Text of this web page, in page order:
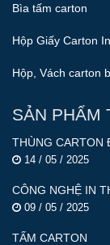
Bìa tấm carton
Hộp Giấy Carton
Hộp, Vách carton
SẢN PHẨM
THÙNG CARTON
14 / 05 / 2025
CÔNG NGHỆ IN
09 / 05 / 2025
TẤM CARTON